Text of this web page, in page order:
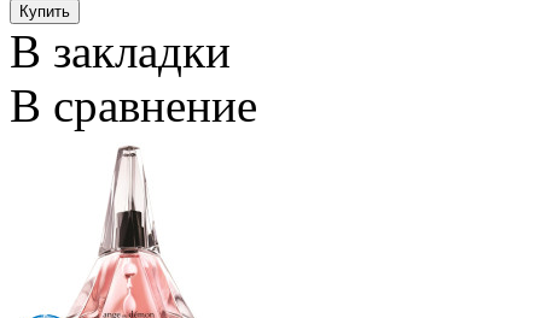
В закладки
В сравнение